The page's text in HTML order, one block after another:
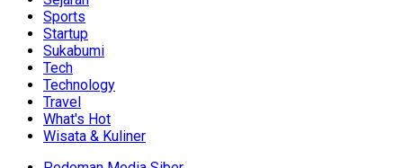
Sports
Startup
Sukabumi
Tech
Technology
Travel
What's Hot
Wisata & Kuliner